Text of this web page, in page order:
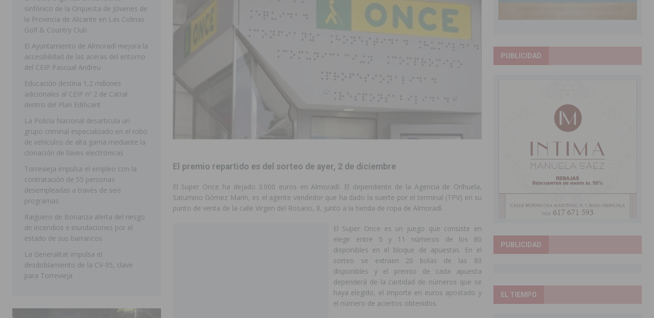
[ 07/08/2026 ]
Rojales clausura con éxito las Fiestas de las Urbanizaciones de Ciudad Quesada 2026
[ 06/08/2026 ]
Redován presenta la programación de sus Fiestas Patronales en honor a la Virgen de la Salud y San Miguel
Arcángel
REDOVÁN
[ 06/08/2026 ]
El PSOE denuncia una nueva prórroga de la ORA en Orihuela ‘sin mejoras ni bonificaciones’
ORIHUELA
[ 07/08/2026 ] FEGADO 2026 cierra con un balance histórico y consolida a Dolores como referente ganadero de la CV
DOLORES
[ 07/08/2026 ] Orihuela cumple los objetivos de ‘Refluye Mi Río’ y recibirá 3,3 millones de la Fundación Biodiversidad
ORIHUELA
[ 07/08/2026 ]
Orihuela organiza un concierto sinfónico de la Orquesta de Jóvenes de la Provincia de Alicante en Las Colinas
Golf & Country Club
El premio repartido es del sorteo de ayer, 2 de diciembre
El Super Once ha dejado 3.000 euros en Almoradí. El dependiente de la Agencia de Orihuela,
Saturnino Gómez Marín, es el agente vendedor que ha dado la suerte por el terminal (TPV) en su
punto de venta de la calle Virgen del Rosario, 8, junto a la tienda de ropa de Almoradí.
El Super Once es un juego que consiste en
elegir entre 5 y 11 números de los 80
disponibles en el bloque de apuestas. En el
sorteo se extraen 20 bolas de las 80
disponibles y el premio de cada apuesta
dependerá de la cantidad de números que se
haya elegido, el importe en euros apostado y
el número de aciertos obtenidos.
sinfónico de la Orquesta de Jóvenes de
la Provincia de Alicante en Las Colinas
Golf & Country Club
El Ayuntamiento de Almoradí mejora la
accesibilidad de las aceras del entorno
del CEIP Pascual Andreu
Educación destina 1,2 millones
adicionales al CEIP nº 2 de Catral
dentro del Plan Edificant
La Policía Nacional desarticula un
grupo criminal especializado en el robo
de vehículos de alta gama mediante la
clonación de llaves electrónicas
Torrevieja impulsa el empleo con la
contratación de 55 personas
desempleadas a través de seis
programas
Raiguero de Bonanza alerta del riesgo
de incendios e inundaciones por el
estado de sus barrancos
La Generalitat impulsa el
desdoblamiento de la CV-95, clave
para Torrevieja
PUBLICIDAD
PUBLICIDAD
EL TIEMPO